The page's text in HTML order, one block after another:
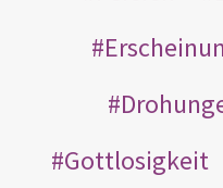
Gottlosigkeit